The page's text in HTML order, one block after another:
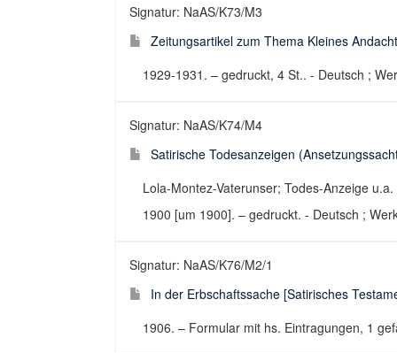
Signatur: NaAS/K73/M3
Zeitungsartikel zum Thema Kleines
1929-1931. – gedruckt, 4 St.. - Deutsch ;
Signatur: NaAS/K74/M4
Satirische Todesanzeigen
Lola-Montez-Vaterunser; Todes-Anzeige u.a.
1900 [um 1900]. – gedruckt. - Deutsch ;
Signatur: NaAS/K76/M2/1
In der Erbschaftssache [Satirisches
1906. – Formular mit hs. Eintragungen, 1